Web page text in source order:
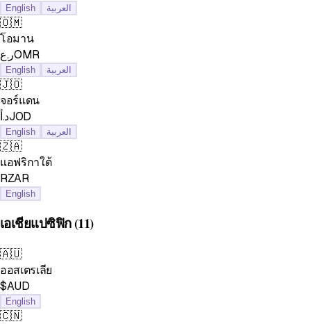
English العربية
🇴🇲
โอมาน
ر.عOMR
English العربية
🇯🇴
จอร์แดน
د.أJOD
English العربية
🇿🇦
แอฟริกาใต้
RZAR
English
เอเชียแปซิฟิก(11)
🇦🇺
ออสเตรเลีย
$AUD
English
🇨🇳